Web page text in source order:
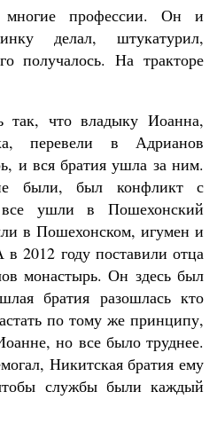
профессии. Он и
делал, штукатурил,
получалось. На тракторе
так, что владыку Иоанна,
перевели в Адрианов
и вся братия ушла за ним.
были, был конфликт с
ушли в Пошехонский
в Пошехонском, игумен и
2012 году поставили отца
монастырь. Он здесь был
братия разошлась кто
по тому же принципу,
но все было труднее.
Никитская братия ему
службы были каждый